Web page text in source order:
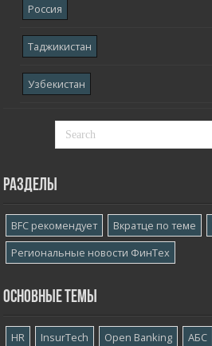
Россия
Таджикистан
Узбекистан
Разделы
BFC рекомендует Вкратце по теме
Региональные новости ФинТех
Основные темы
HR InsurTech Open Banking АБС